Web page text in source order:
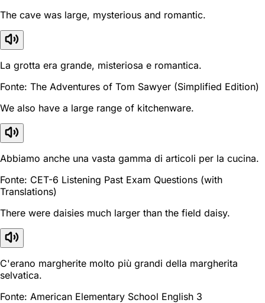
The cave was large, mysterious and romantic.
La grotta era grande, misteriosa e romantica.
Fonte: The Adventures of Tom Sawyer (Simplified Edition)
We also have a large range of kitchenware.
Abbiamo anche una vasta gamma di articoli per la cucina.
Fonte: CET-6 Listening Past Exam Questions (with
Translations)
There were daisies much larger than the field daisy.
C'erano margherite molto più grandi della margherita
selvatica.
Fonte: American Elementary School English 3